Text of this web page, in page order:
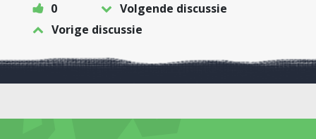
0
Volgende discussie
Vorige discussie